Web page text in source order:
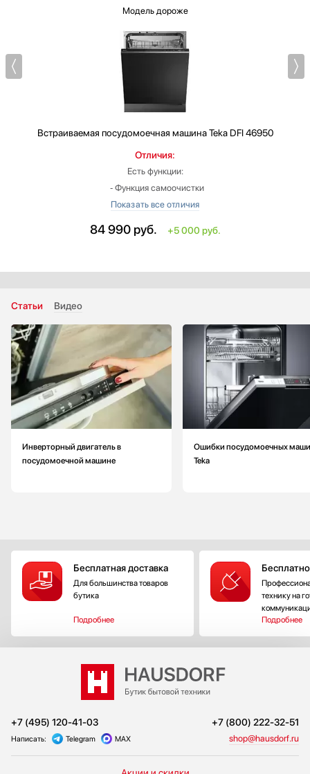
Модель дороже
Встраиваемая посудомоечная машинаTeka DFI 46950
Отличия:
Есть функции:
‐ Функция самоочистки
‐ Полка для столовых приборов
Вместимость (комплектов посуды): больше на 4
Ширина: больше на 15 см
84 990 руб. +5 000 руб.
Статьи Видео
Инверторный двигатель в
посудомоечной машине
Ошибки посудомоечных
Teka
Бесплатная доставка
Для большинства товаров
бутика
Подробнее
технику на
Подробнее
+7 (495) 120-41-03 +7 (800) 222-32-51
Написать: Telegram MAX shop@hausdorf.ru